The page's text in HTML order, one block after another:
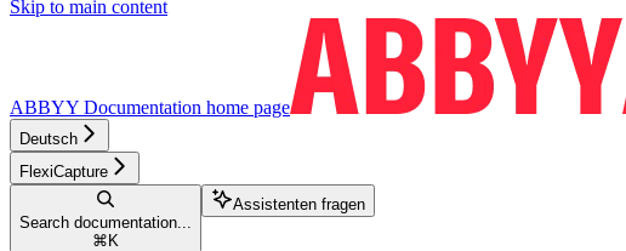
Skip to main content
ABBYY Documentation home page
Deutsch
FlexiCapture
Search documentation...
⌘ K
Assistenten fragen